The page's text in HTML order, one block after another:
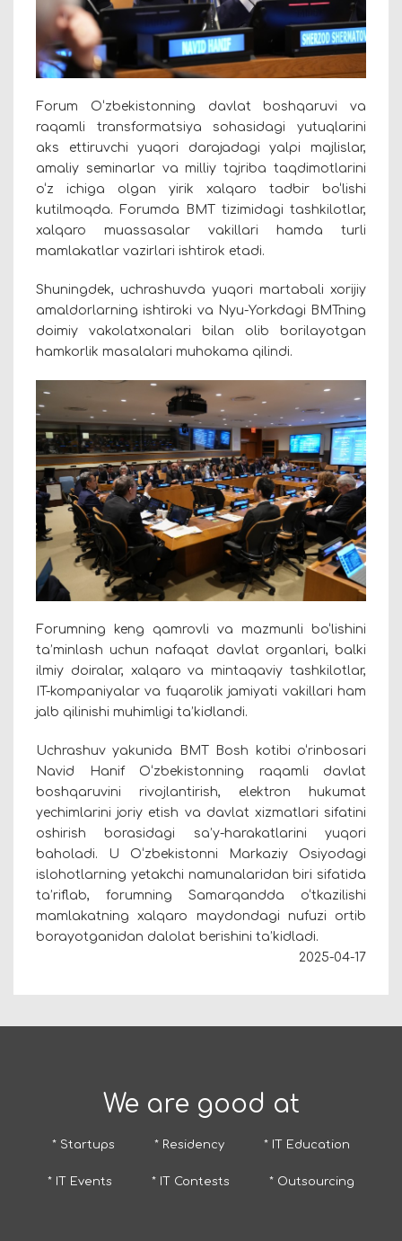
Forum O‘zbekistonning davlat boshqaruvi va
raqamli transformatsiya sohasidagi yutuqlarini
aks ettiruvchi yuqori darajadagi yalpi majlislar,
amaliy seminarlar va milliy tajriba taqdimotlarini
o‘z ichiga olgan yirik xalqaro tadbir bo‘lishi
kutilmoqda. Forumda BMT tizimidagi tashkilotlar,
xalqaro muassasalar vakillari hamda turli
mamlakatlar vazirlari ishtirok etadi.
Shuningdek, uchrashuvda yuqori martabali xorijiy
amaldorlarning ishtiroki va Nyu-Yorkdagi BMTning
doimiy vakolatxonalari bilan olib borilayotgan
hamkorlik masalalari muhokama qilindi.
Forumning keng qamrovli va mazmunli bo‘lishini
ta’minlash uchun nafaqat davlat organlari, balki
ilmiy doiralar, xalqaro va mintaqaviy tashkilotlar,
IT-kompaniyalar va fuqarolik jamiyati vakillari ham
jalb qilinishi muhimligi ta’kidlandi.
Uchrashuv yakunida BMT Bosh kotibi o‘rinbosari
Navid Hanif O‘zbekistonning raqamli davlat
boshqaruvini rivojlantirish, elektron hukumat
yechimlarini joriy etish va davlat xizmatlari sifatini
oshirish borasidagi sa’y-harakatlarini yuqori
baholadi. U O‘zbekistonni Markaziy Osiyodagi
islohotlarning yetakchi namunalaridan biri sifatida
ta’riflab, forumning Samarqandda o‘tkazilishi
mamlakatning xalqaro maydondagi nufuzi ortib
borayotganidan dalolat berishini ta’kidladi.
2025-04-17
We are good at
* Startups * Residency * IT Education
* IT Events * IT Contests * Outsourcing